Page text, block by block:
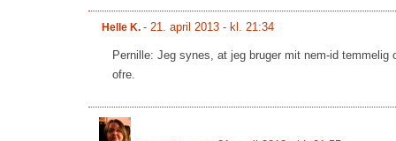
Helle K. - 21. april 2013 - kl. 21:34
Pernille: Jeg synes, at jeg bruger mit nem-id
ofre.